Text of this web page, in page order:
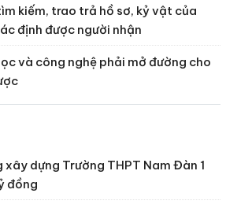
kiếm, trao trả hồ sơ, kỷ vật của
định được người nhận
và công nghệ phải mở đường cho
xây dựng Trường THPT Nam Đàn 1
đồng